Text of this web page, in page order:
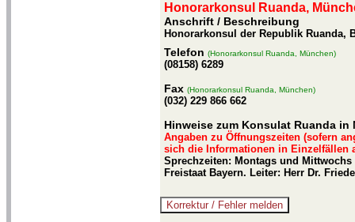
Honorarkonsul Ruanda,
Anschrift / Beschreibung
Honorarkonsul der Republik Ruanda,
Telefon (Honorarkonsul Ruanda, München)
(08158) 6289
Fax (Honorarkonsul Ruanda, München)
(032) 229 866 662
Hinweise zum Konsulat Ruanda in
Angaben zu Öffnungszeiten (sofern
sich die Informationen in Einzelfällen
Sprechzeiten: Montags und
Freistaat Bayern. Leiter: Herr Dr.